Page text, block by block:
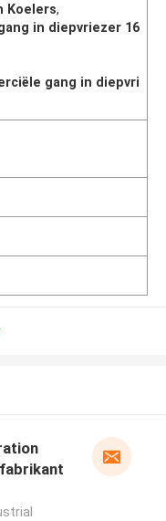
Koelers,
in diepvriezer 16
gang in diepvri